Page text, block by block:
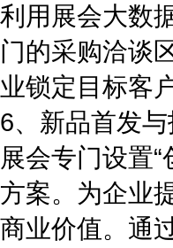
利用展会大数
门的采购洽谈
业锁定目标客
6、新品首发
展会专门设置
方案。为企业
商业价值。通